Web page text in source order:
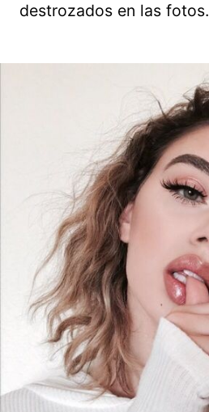
destrozados en las fotos.